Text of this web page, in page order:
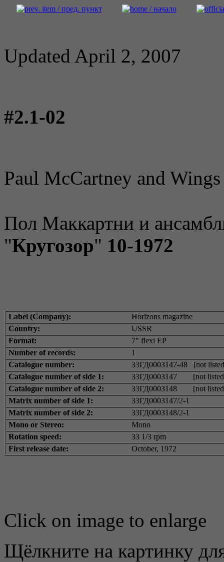
Updated April 2, 2007
#2.1-02
Paul McCartney and
Пол Маккартни и
"Кругозор" 10-1972
Label (Company):
Horizons magazine
Country:
USSR
Format:
7" flexi EP
Number of records:
1
Catalogue number:
33ГД0003147-48 [not
Catalogue number of side 1:
33ГД0003147 [not
Catalogue number of side 2:
33ГД0003148 [not
Matrix number of side 1:
33ГД0003147/2-1
Matrix number of side 2:
33ГД0003148/2-1
Mono or Stereo:
Mono
Rotation speed:
33 1/3 rpm
First release date:
October, 1972
Click on image to enlarge
Щёлкните на картинку